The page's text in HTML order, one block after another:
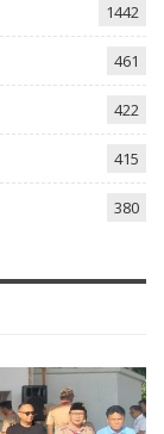
1442
461
422
415
380